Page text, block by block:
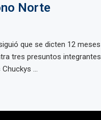
Norte
que se dicten 12 meses
tres presuntos integrantes
...